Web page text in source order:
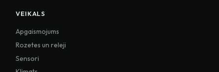
VEIKALS
Apgaismojums
Rozetes un releji
Sensori